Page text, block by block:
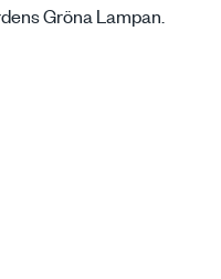
Gröna Lampan.